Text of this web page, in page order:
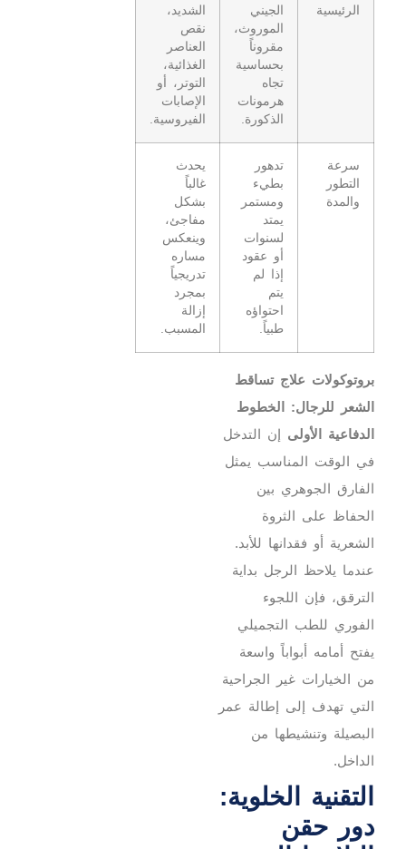
الرئيسية
الجيني
الموروث،
مقروناً
بحساسية
تجاه
هرمونات
الذكورة.
الشديد،
نقص
العناصر
الغذائية،
التوتر، أو
الإصابات
الفيروسية.
سرعة
التطور
والمدة
تدهور
بطيء
ومستمر
يمتد
لسنوات
أو عقود
إذا لم
يتم
احتواؤه
طبياً.
يحدث
غالباً
بشكل
مفاجئ،
وينعكس
مساره
تدريجياً
بمجرد
إزالة
المسبب.
بروتوكولات علاج تساقط
الشعر للرجال: الخطوط
الدفاعية الأولى إن التدخل
في الوقت المناسب يمثل
الفارق الجوهري بين
الحفاظ على الثروة
الشعرية أو فقدانها للأبد.
عندما يلاحظ الرجل بداية
الترقق، فإن اللجوء
الفوري للطب التجميلي
يفتح أمامه أبواباً واسعة
من الخيارات غير الجراحية
التي تهدف إلى إطالة عمر
البصيلة وتنشيطها من
الداخل.
التقنية الخلوية:
دور حقن